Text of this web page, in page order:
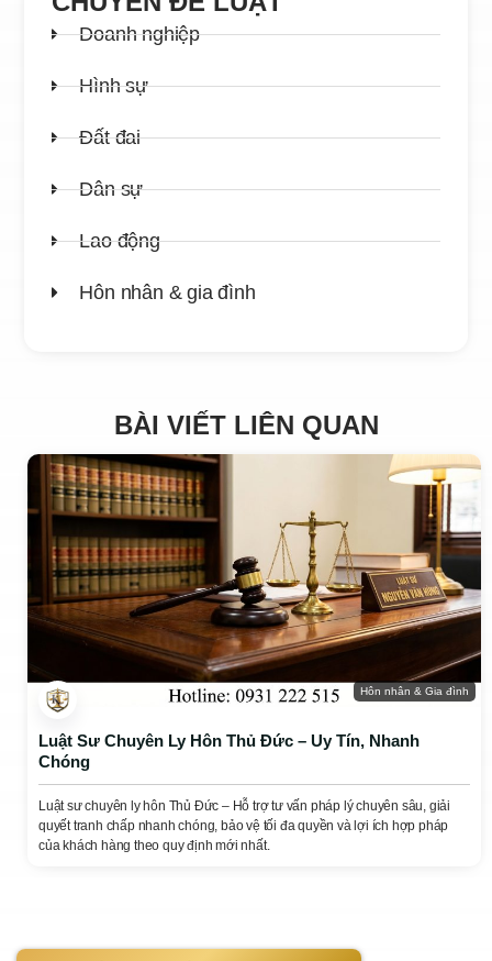
Doanh nghiệp
Hình sự
Đất đai
Dân sự
Lao động
Hôn nhân & gia đình
BÀI VIẾT LIÊN QUAN
Hôn nhân & Gia đình
Luật Sư Chuyên Ly Hôn Thủ Đức – Uy Tín, Nhanh
Chóng
Luật sư chuyên ly hôn Thủ Đức – Hỗ trợ tư vấn pháp lý chuyên sâu, giải
quyết tranh chấp nhanh chóng, bảo vệ tối đa quyền và lợi ích hợp pháp
của khách hàng theo quy định mới nhất.